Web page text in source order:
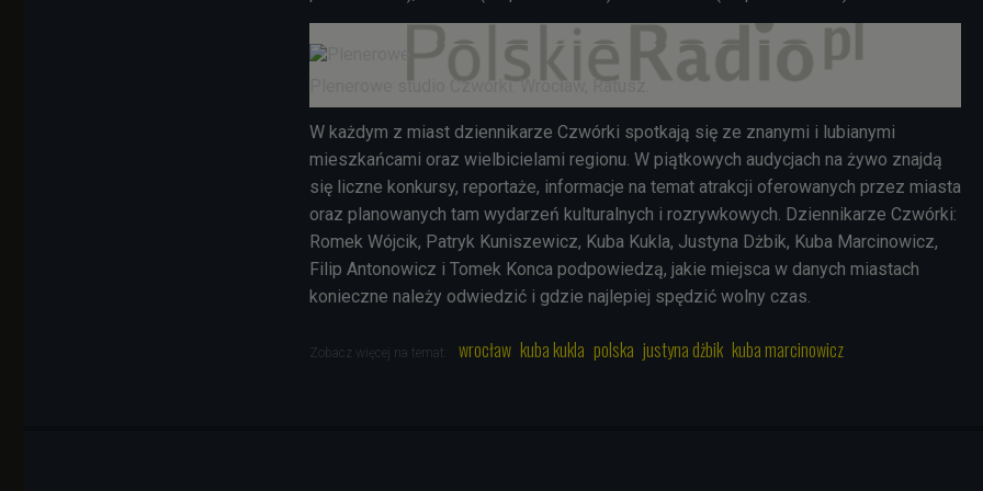
Plenerowe studio Czwórki. Wrocław, Ratusz.
W każdym z miast dziennikarze Czwórki spotkają się ze znanymi i lubianymi
mieszkańcami oraz wielbicielami regionu. W piątkowych audycjach na żywo znajdą
się liczne konkursy, reportaże, informacje na temat atrakcji oferowanych przez miasta
oraz planowanych tam wydarzeń kulturalnych i rozrywkowych. Dziennikarze Czwórki:
Romek Wójcik, Patryk Kuniszewicz, Kuba Kukla, Justyna Dżbik, Kuba Marcinowicz,
Filip Antonowicz i Tomek Konca podpowiedzą, jakie miejsca w danych miastach
konieczne należy odwiedzić i gdzie najlepiej spędzić wolny czas.
Zobacz więcej na temat: wrocław kuba kukla polska justyna dżbik kuba marcinowicz